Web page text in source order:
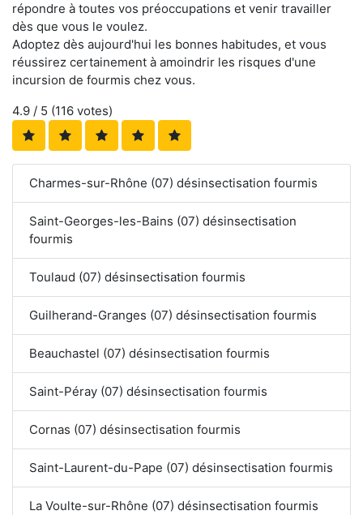
répondre à toutes vos préoccupations et venir travailler
dès que vous le voulez.
Adoptez dès aujourd'hui les bonnes habitudes, et vous
réussirez certainement à amoindrir les risques d'une
incursion de fourmis chez vous.
4.9 / 5 (116 votes)
Charmes-sur-Rhône (07) désinsectisation fourmis
Saint-Georges-les-Bains (07) désinsectisation
fourmis
Toulaud (07) désinsectisation fourmis
Guilherand-Granges (07) désinsectisation fourmis
Beauchastel (07) désinsectisation fourmis
Saint-Péray (07) désinsectisation fourmis
Cornas (07) désinsectisation fourmis
Saint-Laurent-du-Pape (07) désinsectisation fourmis
La Voulte-sur-Rhône (07) désinsectisation fourmis